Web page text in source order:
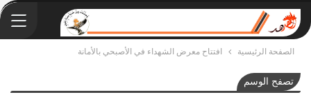
الصفحة الرئيسية افتتاح معرض الشهداء في الأصبحي بالأمانة
تصفح الوسم